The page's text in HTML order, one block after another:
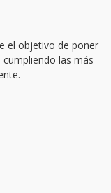
el objetivo de poner
las más